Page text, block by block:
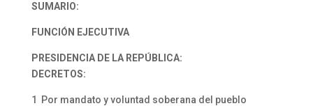
SUMARIO:
FUNCIÓN EJECUTIVA
PRESIDENCIA DE LA REPÚBLICA:
DECRETOS:
1 Por mandato y voluntad soberana del pueblo